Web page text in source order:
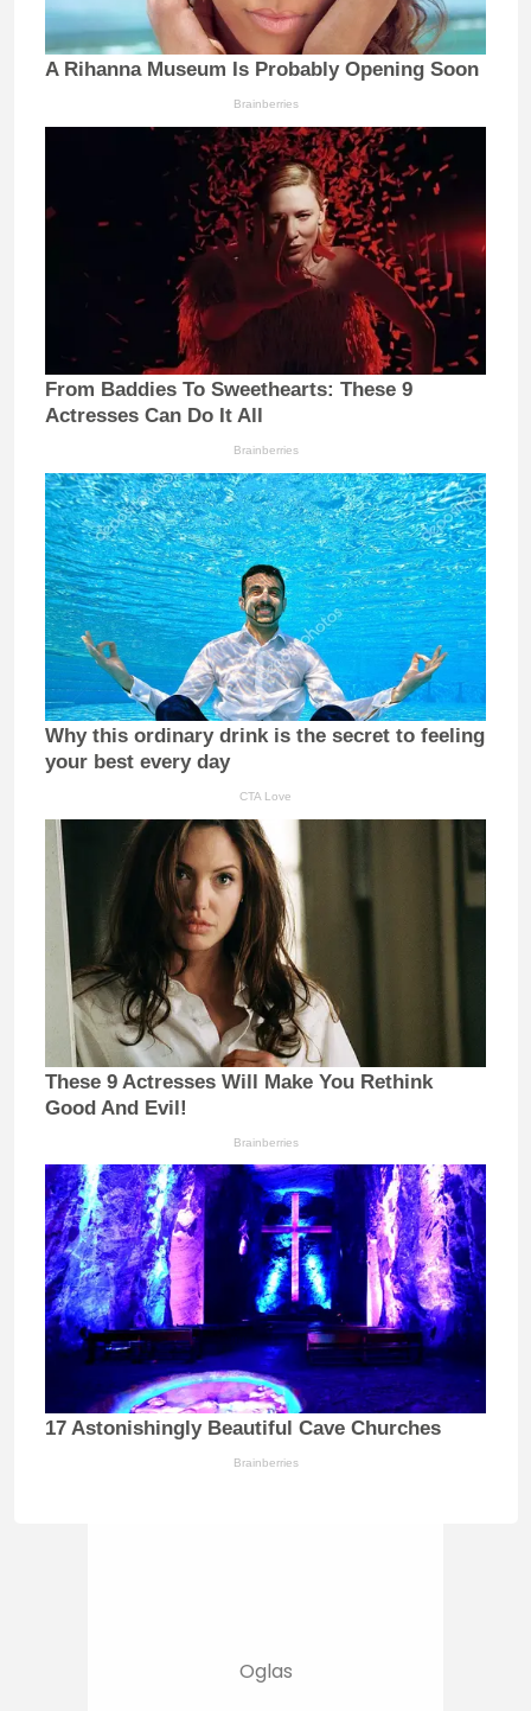
A Rihanna Museum Is Probably Opening Soon
Brainberries
From Baddies To Sweethearts: These 9
Actresses Can Do It All
Brainberries
Why this ordinary drink is the secret to feeling
your best every day
CTA Love
These 9 Actresses Will Make You Rethink
Good And Evil!
Brainberries
17 Astonishingly Beautiful Cave Churches
Brainberries